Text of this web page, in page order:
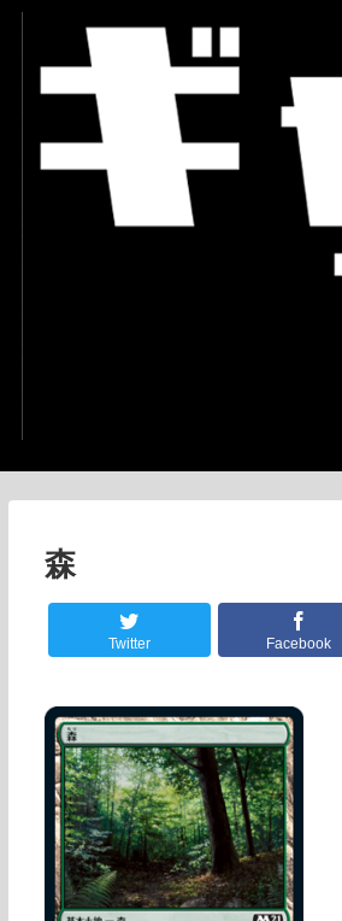
森
Twitter Facebook